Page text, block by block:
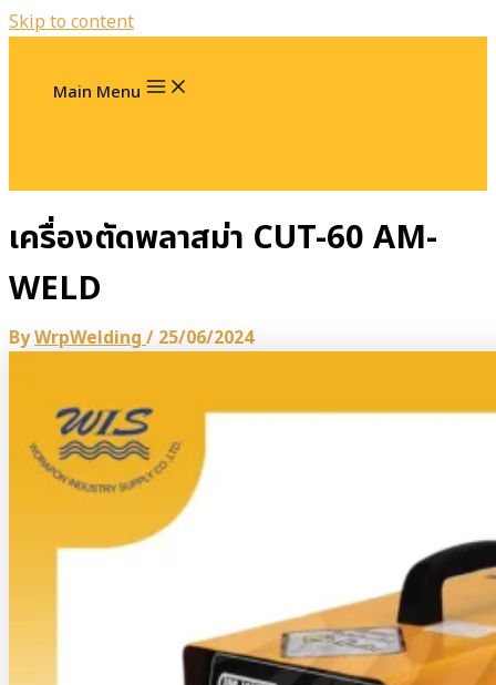
Skip to content
Main Menu
เครื่องตัดพลาสม่า CUT-60 AM-
WELD
ByWrpWelding / 25/06/2024